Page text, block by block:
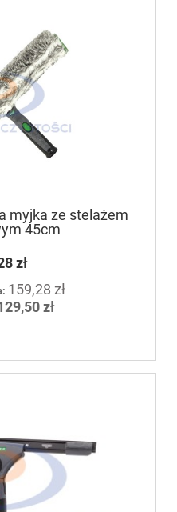
myjka ze stelażem
45cm
zł
159,28 zł
zł